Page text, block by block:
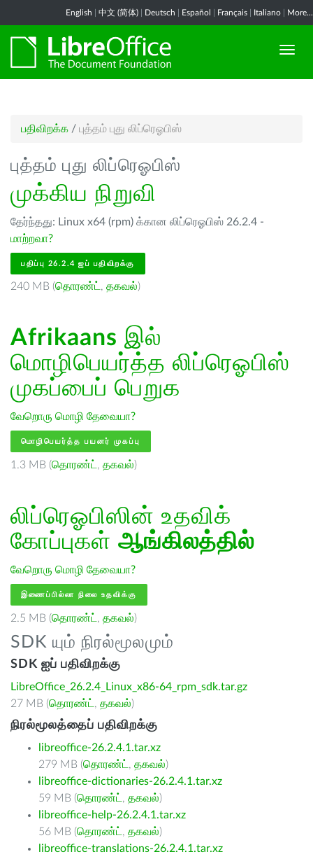
English 中文 (简体) Deutsch Español Français Italiano More...
பதிவிறக்க / புத்தம் புது லிப்ரெஓபிஸ்
புத்தம் புது லிப்ரெஓபிஸ்
முக்கிய நிறுவி
தேர்ந்தது: Linux x64 (rpm) க்கான லிப்ரெஓபிஸ் 26.2.4 -
மாற்றவா?
பதிப்பு 26.2.4 ஐப் பதிவிறக்கு
240 MB (தொரண்ட் , தகவல்)
Afrikaans இல்
மொழிபெயர்த்த லிப்ரெஓபிஸ்
முகப்பைப் பெறுக
வேறொரு மொழி தேவையா?
மொழிபெயர்த்த பயனர் முகப்பு
1.3 MB (தொரண்ட் , தகவல்)
லிப்ரெஓபிஸின் உதவிக்
கோப்புகள் ஆங்கிலத்தில்
வேறொரு மொழி தேவையா?
இணைப்பில்லா நிலை உதவிக்கு
2.5 MB (தொரண்ட் , தகவல்)
SDK யும் நிரல்மூலமும்
SDK ஐப் பதிவிறக்கு
LibreOffice_26.2.4_Linux_x86-64_rpm_sdk.tar.gz
27 MB (தொரண்ட் , தகவல்)
நிரல்மூலத்தைப் பதிவிறக்கு
libreoffice-26.2.4.1.tar.xz
279 MB (தொரண்ட் , தகவல்)
libreoffice-dictionaries-26.2.4.1.tar.xz
59 MB (தொரண்ட் , தகவல்)
libreoffice-help-26.2.4.1.tar.xz
56 MB (தொரண்ட் , தகவல்)
libreoffice-translations-26.2.4.1.tar.xz